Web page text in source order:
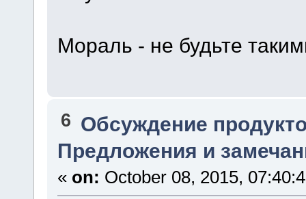
Мораль - не будьте
6 Обсуждение
Предложения и
« on: October 08, 2015,